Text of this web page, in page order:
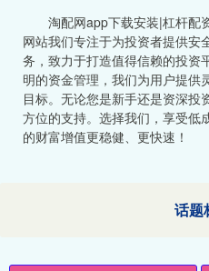
淘配网app下载安装|杠杆配
网站我们专注于为投资者提供安
务，致力于打造值得信赖的投资
明的资金管理，我们为用户提供
目标。无论您是新手还是资深投
方位的支持。选择我们，享受低
的财富增值更稳健、更快速！
话题